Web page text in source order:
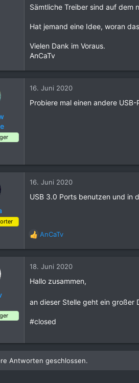
Sämtliche Treiber sind auf dem
Hat jemand eine Idee, woran
Vielen Dank im Voraus.
AnCaTv
2017
0
16. Juni 2020
Probiere mal einen andere USB-
2019
1
16. Juni 2020
USB 3.0 Ports benutzen und in
R
e
k
i
n
n
AnCaTv
2020
18. Juni 2020
Hallo zusammen,
an dieser Stelle geht ein großer
#closed
Antworten geschlossen.